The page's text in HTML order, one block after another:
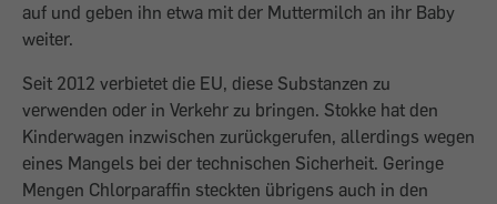
auf und geben ihn etwa mit der Muttermilch an ihr Baby
weiter.
Seit 2012 verbietet die EU, diese Substanzen zu
verwenden oder in Verkehr zu bringen. Stokke hat den
Kinderwagen inzwischen zurückgerufen, allerdings wegen
eines Mangels bei der technischen Sicherheit. Geringe
Mengen Chlorparaffin steckten übrigens auch in den